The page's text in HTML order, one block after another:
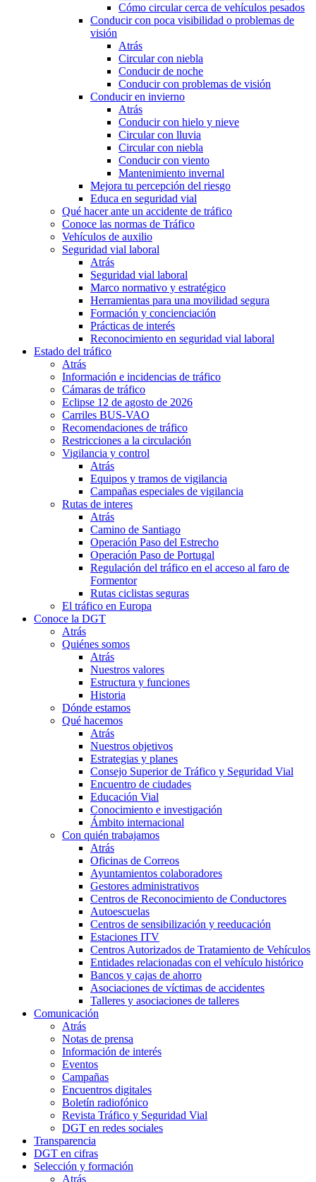
Cómo circular cerca de vehículos pesados
Conducir con poca visibilidad o problemas de
visión
Atrás
Circular con niebla
Conducir de noche
Conducir con problemas de visión
Conducir en invierno
Atrás
Conducir con hielo y nieve
Circular con lluvia
Circular con niebla
Conducir con viento
Mantenimiento invernal
Mejora tu percepción del riesgo
Educa en seguridad vial
Qué hacer ante un accidente de tráfico
Conoce las normas de Tráfico
Vehículos de auxilio
Seguridad vial laboral
Atrás
Seguridad vial laboral
Marco normativo y estratégico
Herramientas para una movilidad segura
Formación y concienciación
Prácticas de interés
Reconocimiento en seguridad vial laboral
Estado del tráfico
Atrás
Información e incidencias de tráfico
Cámaras de tráfico
Eclipse 12 de agosto de 2026
Carriles BUS-VAO
Recomendaciones de tráfico
Restricciones a la circulación
Vigilancia y control
Atrás
Equipos y tramos de vigilancia
Campañas especiales de vigilancia
Rutas de interes
Atrás
Camino de Santiago
Operación Paso del Estrecho
Operación Paso de Portugal
Regulación del tráfico en el acceso al faro de
Formentor
Rutas ciclistas seguras
El tráfico en Europa
Conoce la DGT
Atrás
Quiénes somos
Atrás
Nuestros valores
Estructura y funciones
Historia
Dónde estamos
Qué hacemos
Atrás
Nuestros objetivos
Estrategias y planes
Consejo Superior de Tráfico y Seguridad Vial
Encuentro de ciudades
Educación Vial
Conocimiento e investigación
Ámbito internacional
Con quién trabajamos
Atrás
Oficinas de Correos
Ayuntamientos colaboradores
Gestores administrativos
Centros de Reconocimiento de Conductores
Autoescuelas
Centros de sensibilización y reeducación
Estaciones ITV
Centros Autorizados de Tratamiento de Vehículos
Entidades relacionadas con el vehículo histórico
Bancos y cajas de ahorro
Asociaciones de víctimas de accidentes
Talleres y asociaciones de talleres
Comunicación
Atrás
Notas de prensa
Información de interés
Eventos
Campañas
Encuentros digitales
Boletín radiofónico
Revista Tráfico y Seguridad Vial
DGT en redes sociales
Transparencia
DGT en cifras
Selección y formación
Atrás